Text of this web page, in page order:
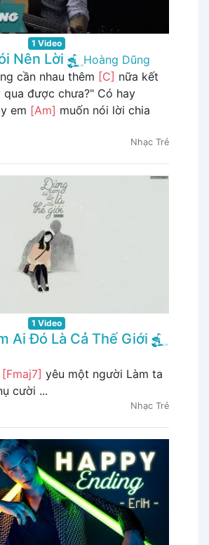
1 Video
Nên Lời
Hoàng Dũng
cần nhau thêm [C] nữa kết
được chưa?" Có hay
em [Am] muốn nói lời chia
Nhạc Trẻ
1 Video
Ai Đó Là Cả Thế Giới
[Fmaj7] yêu một người Làm ta
cười ...
Nhạc Trẻ